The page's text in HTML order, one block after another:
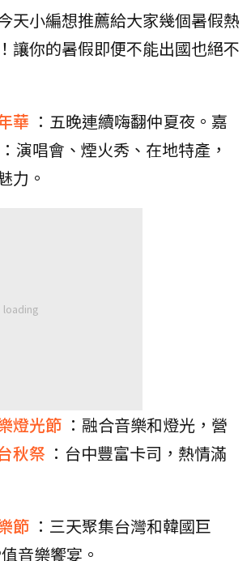
天小編想推薦給大家幾個暑假熱
讓你的暑假即便不能出國也絕不
華 ：五晚連續嗨翻仲夏夜。嘉
：演唱會、煙火秀、在地特產，
力。
燈光節 ：融合音樂和燈光，營
秋祭 ：台中豐富卡司，熱情滿
節 ：三天聚集台灣和韓國巨
音樂饗宴。